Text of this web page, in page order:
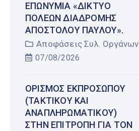
ΕΠΩΝΥΜΊΑ «ΔΊΚΤΥΟ
ΠΌΛΕΩΝ ΔΙΑΔΡΟΜΉΣ
ΑΠΟΣΤΌΛΟΥ ΠΑΎΛΟΥ».
Αποφάσεις Συλ. Οργάνων
07/08/2026
ΟΡΙΣΜΌΣ ΕΚΠΡΟΣΏΠΟΥ
(ΤΑΚΤΙΚΟΎ ΚΑΙ
ΑΝΑΠΛΗΡΩΜΑΤΙΚΟΎ)
ΣΤΗΝ ΕΠΙΤΡΟΠΉ ΓΙΑ ΤΟΝ